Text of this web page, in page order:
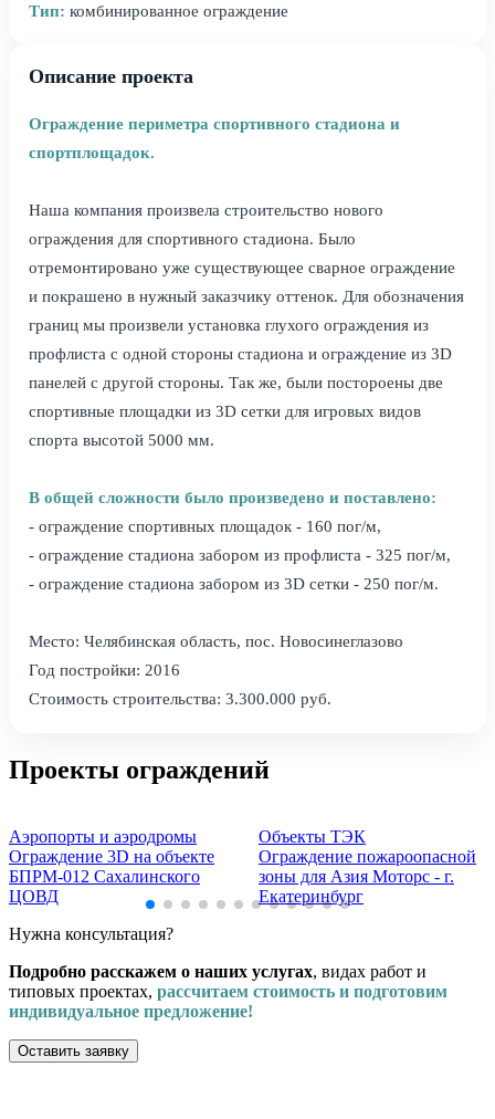
Тип: комбинированное ограждение
Описание проекта
Ограждение периметра спортивного стадиона и
спортплощадок.
Наша компания произвела строительство нового
ограждения для спортивного стадиона. Было
отремонтировано уже существующее сварное ограждение
и покрашено в нужный заказчику оттенок. Для обозначения
границ мы произвели установка глухого ограждения из
профлиста с одной стороны стадиона и ограждение из 3D
панелей с другой стороны. Так же, были постороены две
спортивные площадки из 3D сетки для игровых видов
спорта высотой 5000 мм.
В общей сложности было произведено и поставлено:
- ограждение спортивных площадок - 160 пог/м,
- ограждение стадиона забором из профлиста - 325 пог/м,
- ограждение стадиона забором из 3D сетки - 250 пог/м.
Место: Челябинская область, пос. Новосинеглазово
Год постройки: 2016
Стоимость строительства: 3.300.000 руб.
Проекты ограждений
Аэропорты и аэродромы
Ограждение 3D на объекте
БПРМ-012 Сахалинского
ЦОВД
Объекты ТЭК
Ограждение пожароопасной
зоны для Азия Моторс - г.
Екатеринбург
Нужна консультация?
Подробно расскажем о наших услугах, видах работ и
типовых проектах, рассчитаем стоимость и подготовим
индивидуальное предложение!
Оставить заявку